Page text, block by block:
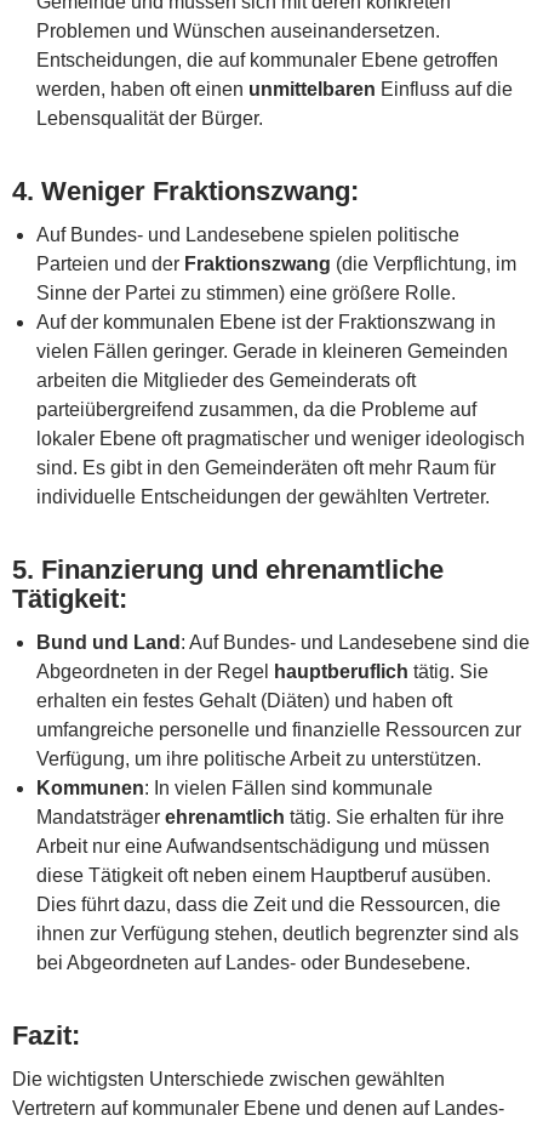
Problemen und Wünschen auseinandersetzen.
Entscheidungen, die auf kommunaler Ebene getroffen
werden, haben oft einen unmittelbaren Einfluss auf die
Lebensqualität der Bürger.
4. Weniger Fraktionszwang:
Auf Bundes- und Landesebene spielen politische
Parteien und der Fraktionszwang (die Verpflichtung, im
Sinne der Partei zu stimmen) eine größere Rolle.
Auf der kommunalen Ebene ist der Fraktionszwang in
vielen Fällen geringer. Gerade in kleineren Gemeinden
arbeiten die Mitglieder des Gemeinderats oft
parteiübergreifend zusammen, da die Probleme auf
lokaler Ebene oft pragmatischer und weniger ideologisch
sind. Es gibt in den Gemeinderäten oft mehr Raum für
individuelle Entscheidungen der gewählten Vertreter.
5. Finanzierung und ehrenamtliche
Tätigkeit:
Bund und Land : Auf Bundes- und Landesebene sind die
Abgeordneten in der Regel
hauptberuflich tätig. Sie
erhalten ein festes Gehalt (Diäten) und haben oft
umfangreiche personelle und finanzielle Ressourcen zur
Verfügung, um ihre politische Arbeit zu unterstützen.
Kommunen: In vielen Fällen sind kommunale
Mandatsträger ehrenamtlich tätig. Sie erhalten für ihre
Arbeit nur eine Aufwandsentschädigung und müssen
diese Tätigkeit oft neben einem Hauptberuf ausüben.
Dies führt dazu, dass die Zeit und die Ressourcen, die
ihnen zur Verfügung stehen, deutlich begrenzter sind als
bei Abgeordneten auf Landes- oder Bundesebene.
Fazit:
Die wichtigsten Unterschiede zwischen gewählten
Vertretern auf kommunaler Ebene und denen auf Landes-